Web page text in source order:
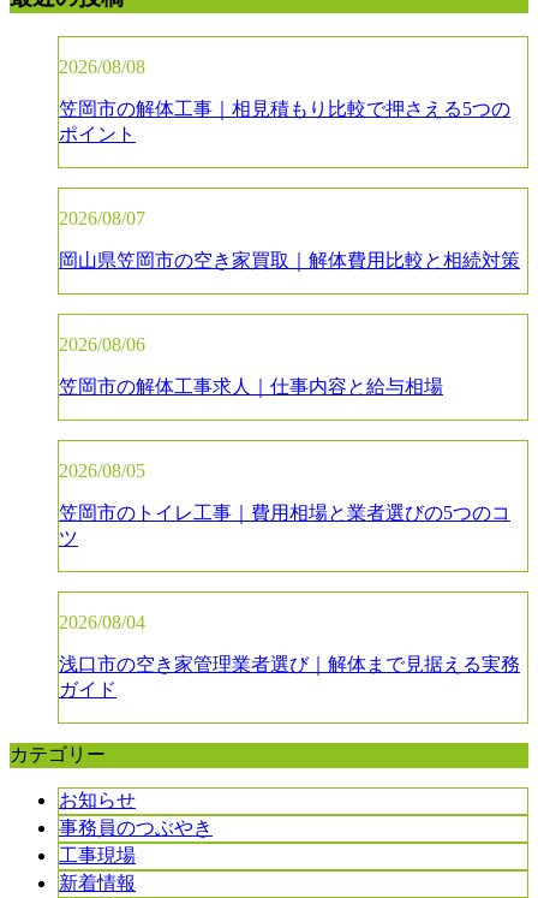
2026/08/08
笠岡市の解体工事｜相見積もり比較で押さえる5つの
ポイント
2026/08/07
岡山県笠岡市の空き家買取｜解体費用比較と相続対策
2026/08/06
笠岡市の解体工事求人｜仕事内容と給与相場
2026/08/05
笠岡市のトイレ工事｜費用相場と業者選びの5つのコ
ツ
2026/08/04
浅口市の空き家管理業者選び｜解体まで見据える実務
ガイド
カテゴリー
お知らせ
事務員のつぶやき
工事現場
新着情報